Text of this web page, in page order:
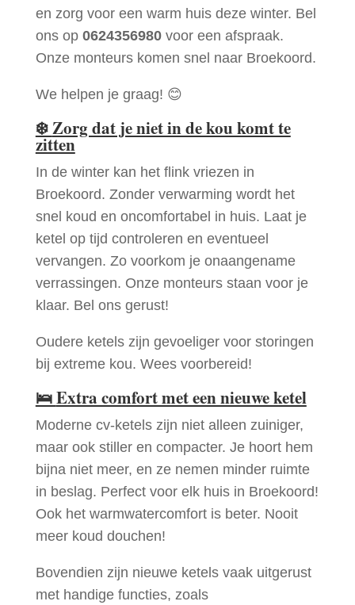
en zorg voor een warm huis deze winter. Bel
ons op 0624356980voor een afspraak.
Onze monteurs komen snel naar Broekoord.
We helpen je graag! 😊
❄️Zorg dat je niet in de kou komt te
zitten
In de winter kan het flink vriezen in
Broekoord. Zonder verwarming wordt het
snel koud en oncomfortabel in huis. Laat je
ketel op tijd controleren en eventueel
vervangen. Zo voorkom je onaangename
verrassingen. Onze monteurs staan voor je
klaar. Bel ons gerust!
Oudere ketels zijn gevoeliger voor storingen
bij extreme kou. Wees voorbereid!
🛌Extra comfort met een nieuwe ketel
Moderne cv-ketels zijn niet alleen zuiniger,
maar ook stiller en compacter. Je hoort hem
bijna niet meer, en ze nemen minder ruimte
in beslag. Perfect voor elk huis in Broekoord!
Ook het warmwatercomfort is beter. Nooit
meer koud douchen!
Bovendien zijn nieuwe ketels vaak uitgerust
met handige functies, zoals